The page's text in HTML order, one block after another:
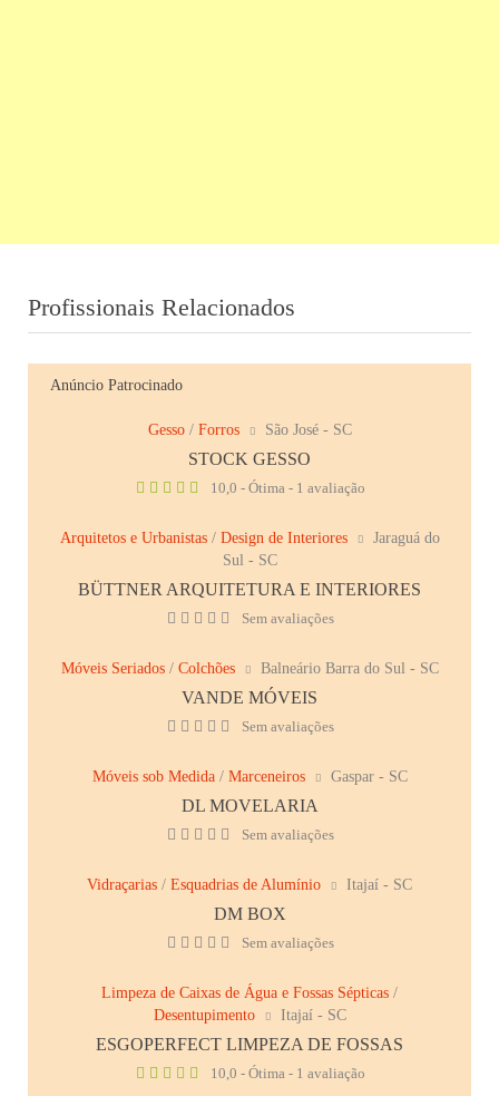
Profissionais Relacionados
Anúncio Patrocinado
Gesso/ Forros São José - SC
STOCK GESSO
10,0 - Ótima - 1 avaliação
Arquitetos e Urbanistas/ Design de Interiores
Jaraguá do
Sul - SC
BÜTTNER ARQUITETURA E INTERIORES
Sem avaliações
Móveis Seriados/ Colchões Balneário Barra do Sul - SC
VANDE MÓVEIS
Sem avaliações
Móveis sob Medida/ Marceneiros Gaspar - SC
DL MOVELARIA
Sem avaliações
Vidraçarias / Esquadrias de Alumínio Itajaí - SC
DM BOX
Sem avaliações
Limpeza de Caixas de Água e Fossas Sépticas /
Desentupimento
Itajaí - SC
ESGOPERFECT LIMPEZA DE FOSSAS
10,0 - Ótima - 1 avaliação